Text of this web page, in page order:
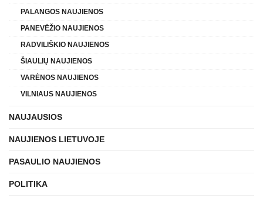
PALANGOS NAUJIENOS
PANEVĖŽIO NAUJIENOS
RADVILIŠKIO NAUJIENOS
ŠIAULIŲ NAUJIENOS
VARĖNOS NAUJIENOS
VILNIAUS NAUJIENOS
NAUJAUSIOS
NAUJIENOS LIETUVOJE
PASAULIO NAUJIENOS
POLITIKA